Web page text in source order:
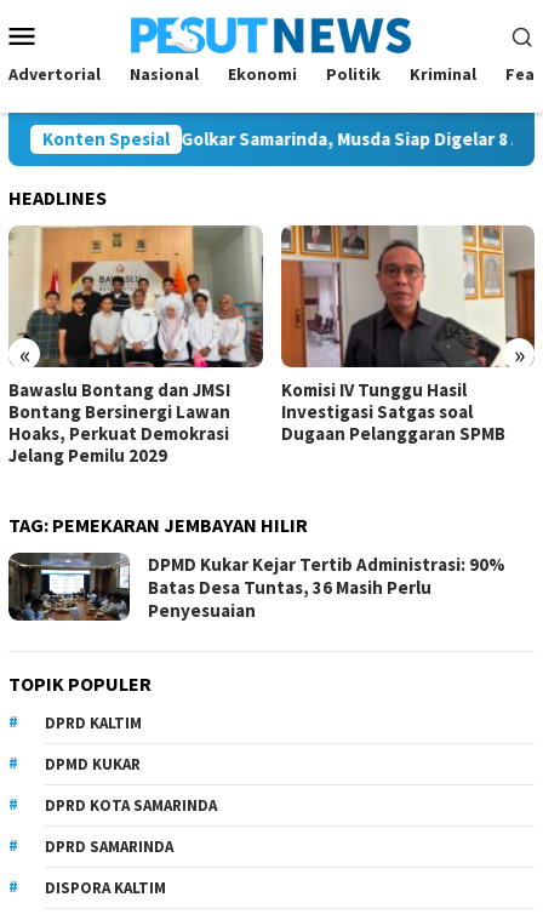
ke
kontenMobile
Advertorial Nasional Ekonomi Politik Kriminal
Konten Spesial
Tunggal Ketua Golkar Samarinda, Musda Siap Digelar 8
HEADLINES
« »
Bawaslu Bontang dan JMSI
Bontang Bersinergi Lawan
Hoaks, Perkuat Demokrasi
Jelang Pemilu 2029
Komisi IV Tunggu Hasil
Investigasi Satgas soal
Dugaan Pelanggaran SPMB
TAG: PEMEKARAN JEMBAYAN HILIR
DPMD Kukar Kejar Tertib Administrasi: 90%
Batas Desa Tuntas, 36 Masih Perlu
Penyesuaian
TOPIK POPULER
DPRD KALTIM
DPMD KUKAR
DPRD KOTA SAMARINDA
DPRD SAMARINDA
DISPORA KALTIM